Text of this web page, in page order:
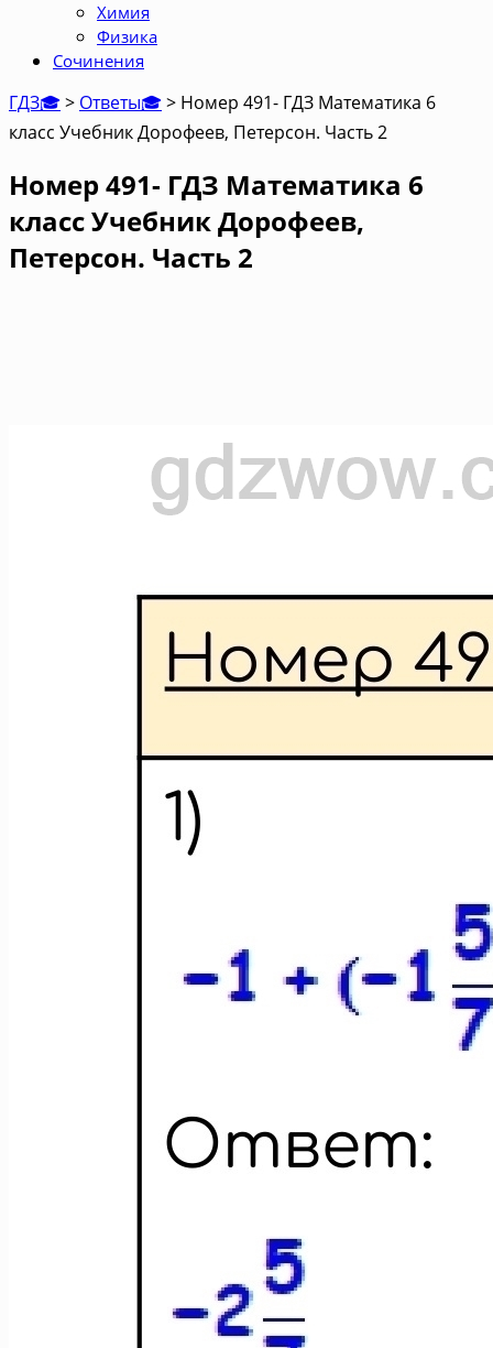
Химия
Физика
Сочинения
ГДЗ🎓> Ответы🎓> Номер 491- ГДЗ Математика 6
класс Учебник Дорофеев, Петерсон. Часть 2
Номер 491- ГДЗ Математика 6
класс Учебник Дорофеев,
Петерсон. Часть 2